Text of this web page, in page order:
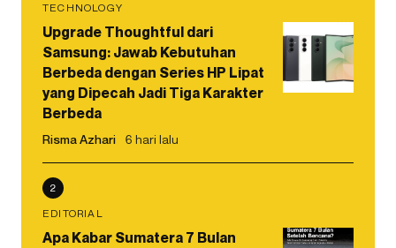
TECHNOLOGY
Upgrade Thoughtful dari
Samsung: Jawab Kebutuhan
Berbeda dengan Series HP Lipat
yang Dipecah Jadi Tiga Karakter
Berbeda
Risma Azhari 6 hari lalu
2
EDITORIAL
Apa Kabar Sumatera 7 Bulan